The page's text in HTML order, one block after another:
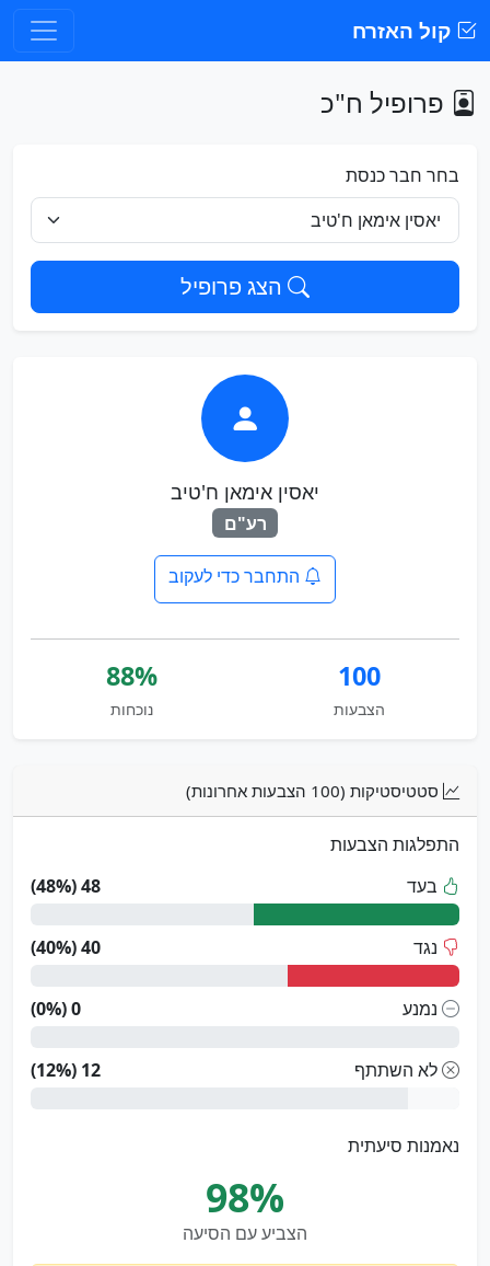
קול האזרח
פרופיל ח"כ
בחר חבר כנסת
הצג פרופיל
יאסין אימאן ח'טיב
רע"ם
התחבר כדי לעקוב
100
הצבעות
88%
נוכחות
סטטיסטיקות (100 הצבעות אחרונות)
התפלגות הצבעות
בעד
48 (48%)
נגד 40 (40%)
נמנע 0 (0%)
לא השתתף 12 (12%)
נאמנות סיעתית
98%
הצביע עם הסיעה